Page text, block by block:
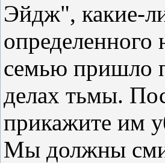
Эйдж", какие-
определенного
семью пришло
делах тьмы.
прикажите им
Мы должны